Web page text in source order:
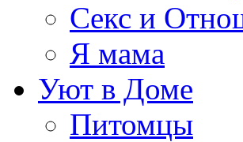
Секс и
Я мама
Уют в Доме
Питомцы